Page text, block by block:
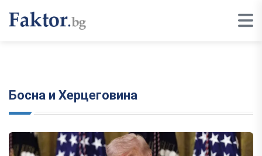
Босна и Херцеговина